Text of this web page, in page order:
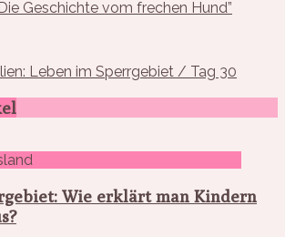
Geschichte vom frechen Hund”
Leben im Sperrgebiet / Tag 30
Wie erklärt man Kindern